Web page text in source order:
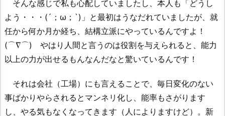
そんな感じで私も心配していましたし、本人も「どうし
よう・・・(´；ω；`)」と最初はうなだれていましたが、就
任から何か月か経ち、結構立派にやっているんですよ！
(⌒∇⌒) やはり人間と言うのは役割を与えられると、能力
以上の力が出せるもんなんだなと驚いているんです！
それは会社（工場）にも言えることで、毎日変化のない
事ばかりやらされるとマンネリ化し、能率もさがります
し、やる気もなくなってきます（人によりますけど）。新